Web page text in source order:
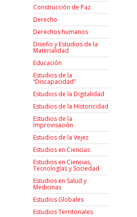
Construcción de Paz
Derecho
Derechos humanos
Diseño y Estudios de la
Materialidad
Educación
Estudios de la
“Discapacidad”
Estudios de la Digitalidad
Estudios de la Historicidad
Estudios de la
Improvisación
Estudios de la Vejez
Estudios en Ciencias
Estudios en Ciencias,
Tecnologías y Sociedad
Estudios en Salud y
Medicinas
Estudios Globales
Estudios Territoriales